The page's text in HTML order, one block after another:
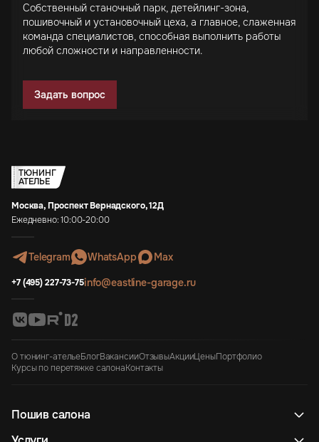
Собственный станочный парк, детейлинг-зона,
пошивочный и установочный цеха, а главное, слаженная
команда специалистов, способная выполнить работы
любой сложности и направленности.
Задать вопрос
ТЮНИНГ
АТЕЛЬЕ
Москва, Проспект Вернадского, 12Д
Ежедневно: 10:00-20:00
Telegram WhatsApp Max
+7 (495) 227-73-75info@eastline-garage.ru
О тюнинг-ательеБлогВакансииОтзывыАкцииЦеныПортфолио
Курсы по перетяжке салонаКонтакты
Пошив салона